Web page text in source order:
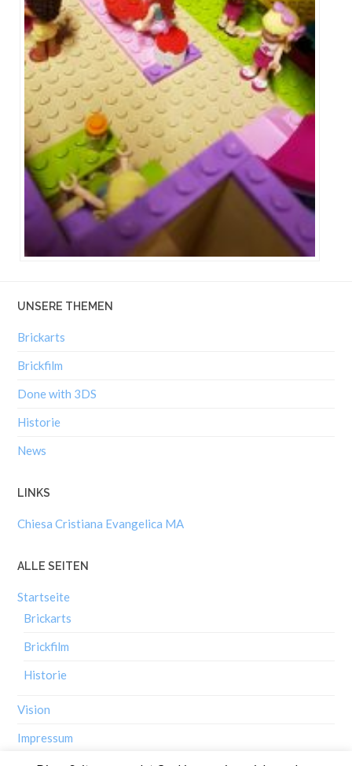
UNSERE THEMEN
Brickarts
Brickfilm
Done with 3DS
Historie
News
LINKS
Chiesa Cristiana Evangelica MA
ALLE SEITEN
Startseite
Brickarts
Brickfilm
Historie
Vision
Impressum